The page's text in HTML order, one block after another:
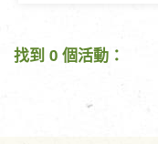
找到 0 個活動：